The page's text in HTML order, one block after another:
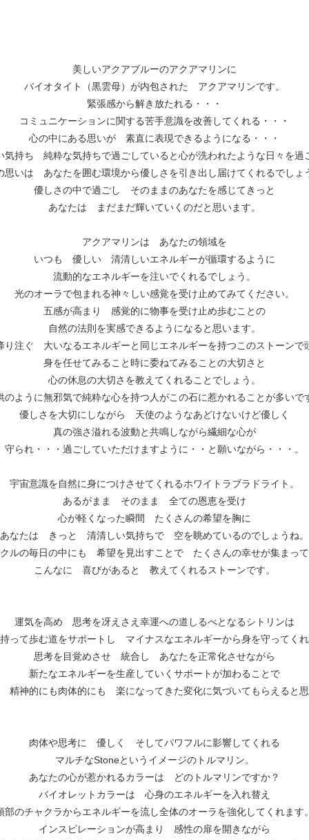
美しいアクアブルーのアクアマリンに
バイオタイト（黒雲母）が内包された アクアマリンです。
緊張感から解き放たれる・・・
コミュニケーションに関する苦手意識を改善してくれる・・・
心の中にある思いが 素直に表現できるようになる・・・
気持ち 純粋な気持ちで過ごしていると心が洗われたような日々を過
思いは あなたを囲む環境から優しさを引き出し届けてくれるでしょ
優しさの中で過ごし そのままのあなたを感じてきっと
あなたは まだまだ輝いていくのだと思います。
アクアマリンは あなたの領域を
いつも 優しい 清清しいエネルギーが循環するように
流動的なエネルギーを注いでくれるでしょう。
光のオーラで包まれる神々しい感覚を受け止めてみてください。
五感が高まり 感覚的に物事を受け止め歩むことの
自然の法則を実感できるようになると思います。
注ぐ 大いなるエネルギーと同じエネルギーを持つこのストーンで
身を任せてみること時に委ねてみることの大切さと
心の休息の大切さを教えてくれることでしょう。
のように無邪気で純粋な心を持つ人がこの石に惹かれることが多いで
優しさを大切にしながら 天使のようなあどけないけど優しく
真の強さ溢れる波動と共鳴しながら繊細な心が
守られ・・・過ごしていただけますように・・と願いながら・・・。
宇宙意識を自然に身につけさせてくれるホワイトラブラドライト。
あるがまま そのまま 全ての恩恵を受け
心が軽くなった瞬間 たくさんの希望を胸に
あなたは きっと 清清しい気持ちで 空を眺めているのでしょうね。
ルの毎日の中にも 希望を見出すことで たくさんの幸せが集まって
こんなに 喜びがあると 教えてくれるストーンです。
運気を高め 思考を冴えさえ幸運への道しるべとなるシトリンは
って歩む道をサポートし マイナスなエネルギーから身を守ってくれ
思考を目覚めさせ 統合し あなたを正常化させながら
新たなエネルギーを生産していくサポートが加わることで
精神的にも肉体的にも 楽になってきた変化に気づいてもらえると思
肉体や思考に 優しく そしてパワフルに影響してくれる
マルチなStoneというイメージのトルマリン。
あなたの心が惹かれるカラーは どのトルマリンですか？
バイオレットカラーは 心身のエネルギーを入れ替え
部のチャクラからエネルギーを流し全体のオーラを強化してくれます。
インスピレーションが高まり 感性の扉を開きながら